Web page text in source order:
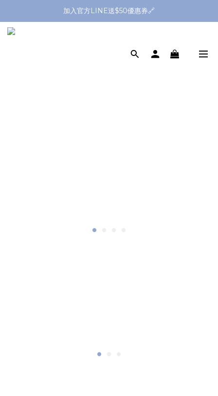
全館滿1299送平頭牙刷🪥滿2299送購物金$200
加入官方LINE送$50優惠券🔗